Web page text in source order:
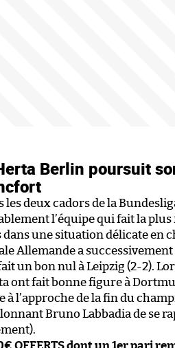
Berlin poursuit
les deux cadors de la
l’équipe qui fait la
dans une situation délicate en
Allemande a
un bon nul à Leipzig (2-2).
ont fait bonne figure à
à l’approche de la fin du
Bruno Labbadia de se
OFFERTS dont un 1er pari